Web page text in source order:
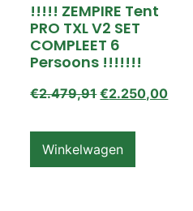
!!!!! ZEMPIRE Tent
PRO TXL V2 SET
COMPLEET 6
Persoons !!!!!!!
€2.479,91 €2.250,00
Winkelwagen